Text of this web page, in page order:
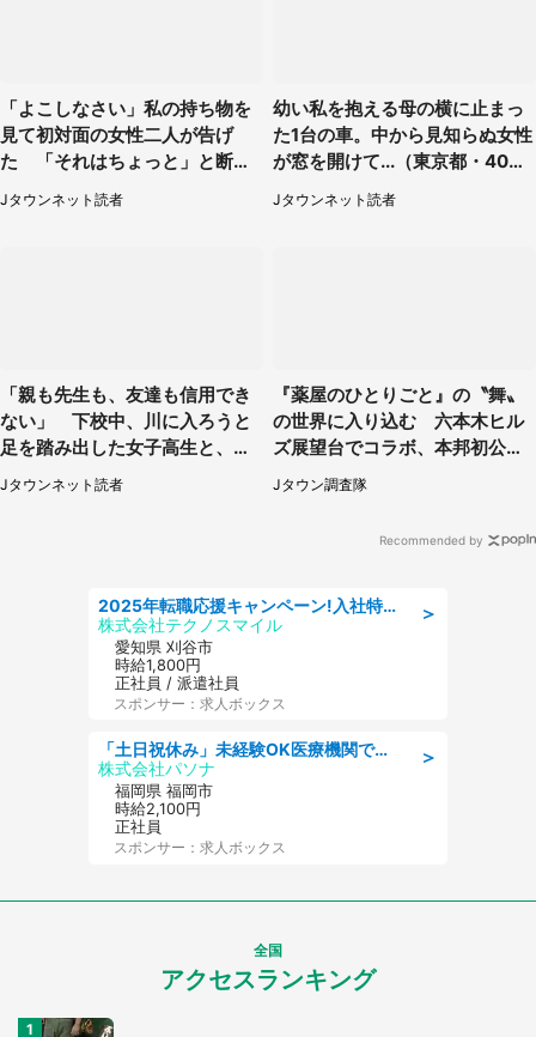
「よこしなさい」私の持ち物を
見て初対面の女性二人が告げ
た 「それはちょっと」と断っ
たわけ（東京都・40代女性）
Jタウンネット読者
幼い私を抱える母の横に止まっ
た1台の車。中から見知らぬ女性
が窓を開けて...（東京都・40代
Jタウンネット読者
「親も先生も、友達も信用でき
ない」 下校中、川に入ろうと
足を踏み出した女子高生と、彼
女を止めた予想外の存在
Jタウンネット読者
『薬屋のひとりごと』の〝舞〟
の世界に入り込む 六本木ヒル
ズ展望台でコラボ、本邦初公開
の「猫猫像」も【8／1～10／2
6】
Jタウン調査隊
Recommended by
＞
2025年転職応援キャンペーン!入社特典58万円/デンソーで働こう!自動車工場で小型部品の検査業務 denso aichi
株式会社テクノスマイル
愛知県 刈谷市
時給1,800円
正社員 / 派遣社員
スポンサー：求人ボックス
＞
「土日祝休み」未経験OK医療機関での治験コーディネーターのお仕事
株式会社パソナ
福岡県 福岡市
時給2,100円
正社員
スポンサー：求人ボックス
全国
アクセスランキング